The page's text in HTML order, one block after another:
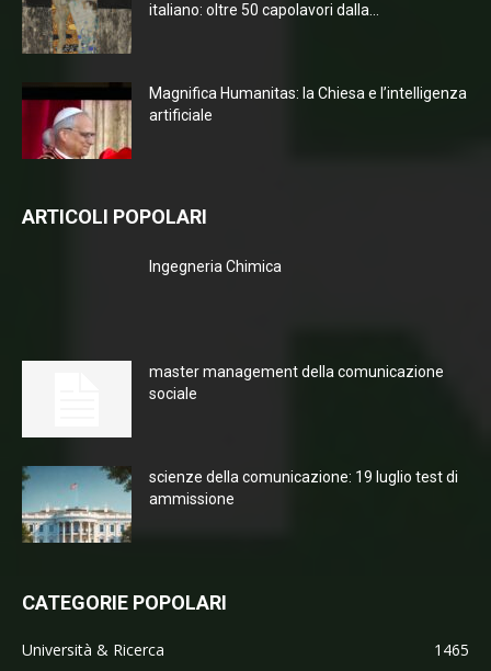
italiano: oltre 50 capolavori dalla...
Magnifica Humanitas: la Chiesa e l’intelligenza
artificiale
ARTICOLI POPOLARI
Ingegneria Chimica
master management della comunicazione
sociale
scienze della comunicazione: 19 luglio test di
ammissione
CATEGORIE POPOLARI
Università & Ricerca
1465